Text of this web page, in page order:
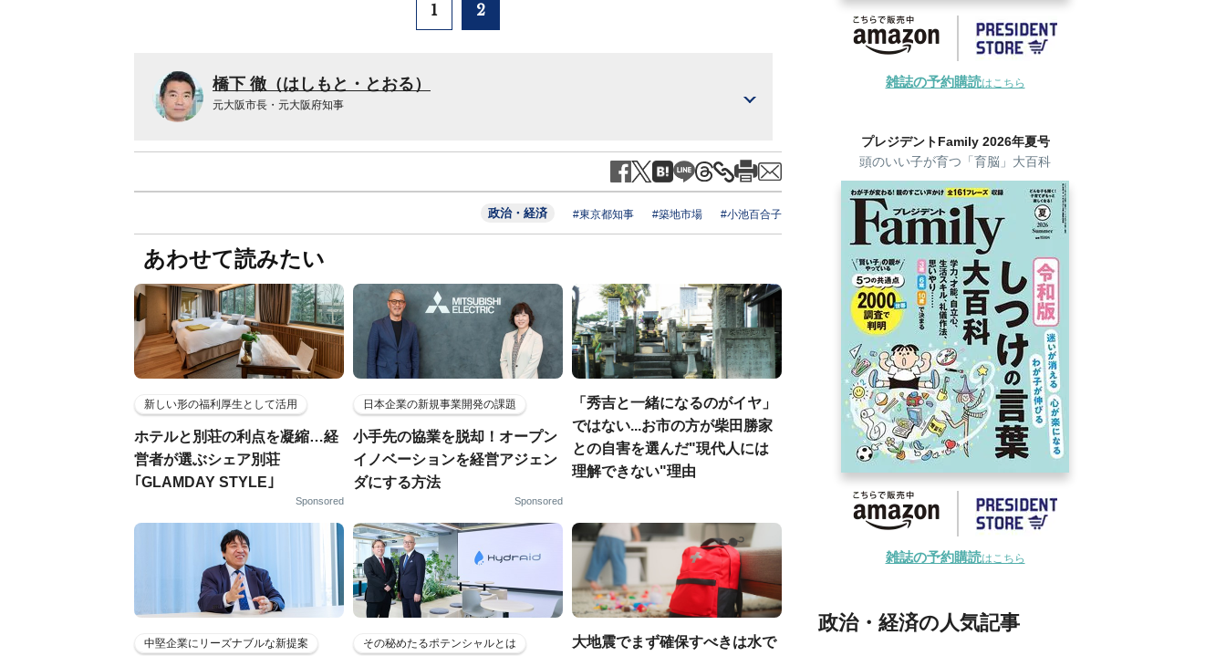
1 2
橋下 徹（はしもと・とおる）
元大阪市長・元大阪府知事
政治・経済 #東京都知事 #築地市場 #小池百合子
あわせて読みたい
新しい形の福利厚生として活用
ホテルと別荘の利点を凝縮…経
営者が選ぶシェア別荘
｢GLAMDAY STYLE｣
Sponsored
日本企業の新規事業開発の課題
小手先の協業を脱却！オープン
イノベーションを経営アジェン
ダにする方法
Sponsored
「秀吉と一緒になるのがイヤ」
ではない...お市の方が柴田勝家
との自害を選んだ"現代人には
理解できない"理由
中堅企業にリーズナブルな新提案 その秘めたるポテンシャルとは
大地震でまず確保すべきは水で
雑誌の予約購読はこちら
プレジデントFamily 2026年夏号
頭のいい子が育つ「育脳」大百科
雑誌の予約購読はこちら
政治・経済の人気記事